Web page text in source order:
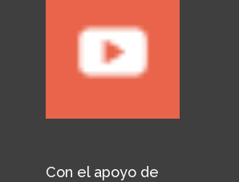
Con el apoyo de